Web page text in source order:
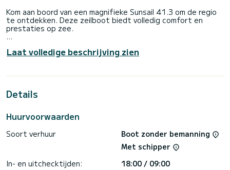
Kom aan boord van een magnifieke Sunsail 41.3 om de regio
te ontdekken. Deze zeilboot biedt volledig comfort en
prestaties op zee.
capaciteit van 6 personen. Met een totale lengte van 12
meter is het uw beste bondgenoot om een uitzonderlijke
douche.
A/C.
Wij nodigen u uit om rechtstreeks via het platform een
offerte aan te vragen, wij zullen u onze beste aanbiedingen
Laat volledige beschrijving zien
Details
Huurvoorwaarden
Soort verhuur
Boot zonder bemanning
Met schipper
In- en uitchecktijden:
18:00 / 09:00